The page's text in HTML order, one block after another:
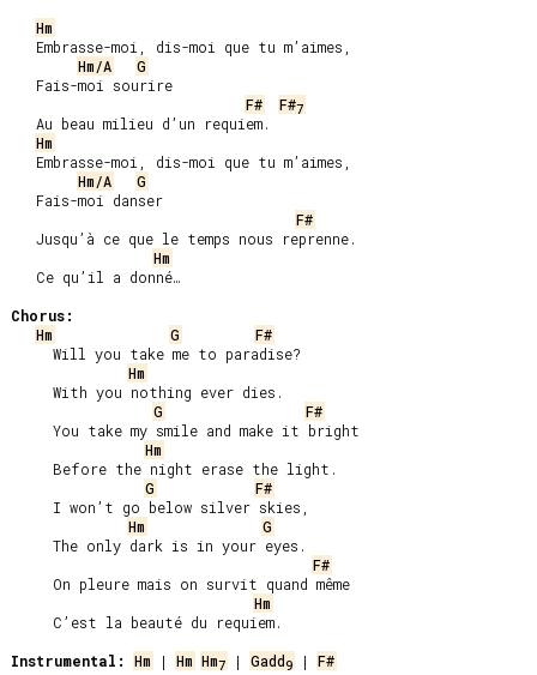
Hm
Hm/A
G
F#
F#7
Hm
Hm/A
G
F#
Hm
Chorus:
Hm
G
F#
Hm
G
F#
Hm
G
F#
Hm
G
F#
Hm
Instrumental:
Hm | Hm Hm7 | Gadd9 | F#